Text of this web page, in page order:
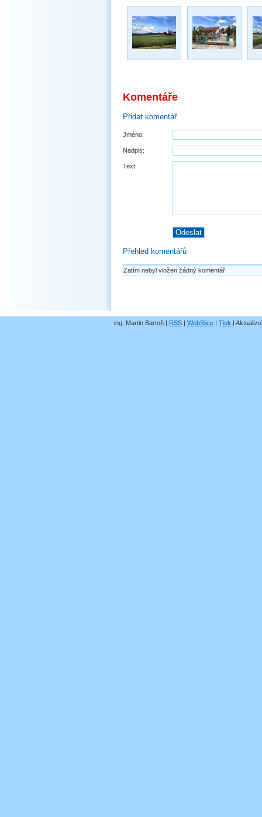
Komentáře
Přidat komentář
Jméno:
Nadpis:
Text:
Přehled komentářů
Zatím nebyl vložen žádný komentář
ing. Martin Bartoň | RSS | WebSlice | Tisk |